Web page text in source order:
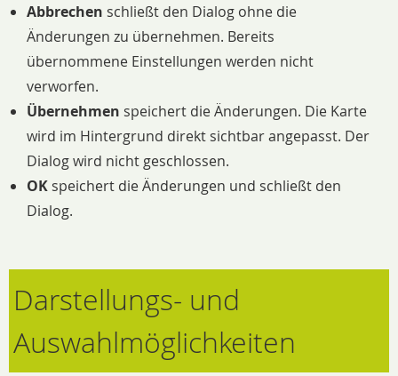
Abbrechen schließt den Dialog ohne die
Änderungen zu übernehmen. Bereits
übernommene Einstellungen werden nicht
verworfen.
Übernehmen speichert die Änderungen. Die Karte
wird im Hintergrund direkt sichtbar angepasst. Der
Dialog wird nicht geschlossen.
OK speichert die Änderungen und schließt den
Dialog.
Darstellungs- und
Auswahlmöglichkeiten